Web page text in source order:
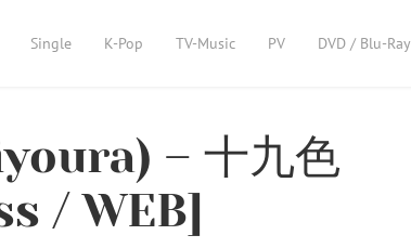
Single K-Pop TV-Music PV DVD / Blu-Ray
– 十九色
/ WEB]